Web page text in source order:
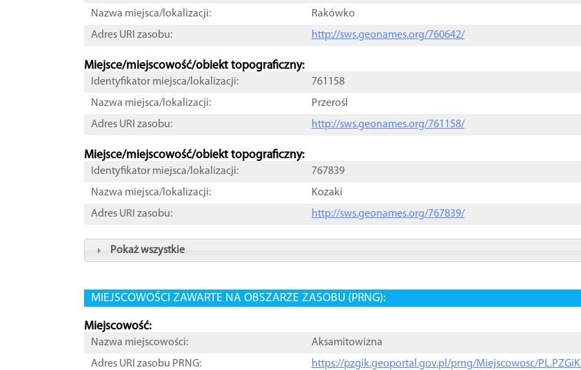
Nazwa miejsca/lokalizacji:
Rakówko
Adres URI zasobu:
http://sws.geonames.org/760642/
Miejsce/miejscowość/obiekt topograficzny:
Identyfikator miejsca/lokalizacji:
761158
Nazwa miejsca/lokalizacji:
Przerośl
Adres URI zasobu:
http://sws.geonames.org/761158/
Miejsce/miejscowość/obiekt topograficzny:
Identyfikator miejsca/lokalizacji:
767839
Nazwa miejsca/lokalizacji:
Kozaki
Adres URI zasobu:
http://sws.geonames.org/767839/
Pokaż wszystkie
MIEJSCOWOŚCI ZAWARTE NA OBSZARZE ZASOBU (PRNG):
Miejscowość:
Nazwa miejscowości:
Aksamitowizna
Adres URI zasobu PRNG:
https://pzgik.geoportal.gov.pl/prng/Miejscowosc/